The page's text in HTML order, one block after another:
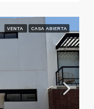
VENTA CASA ABIERTA